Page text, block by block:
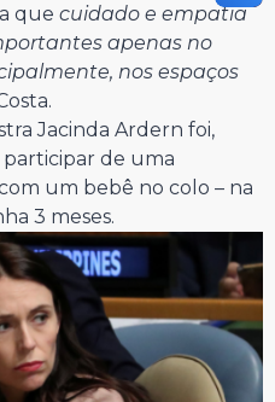
que cuidado e empatia
apenas no
nos espaços
Jacinda Ardern foi,
de uma
um bebê no colo – na
3 meses.